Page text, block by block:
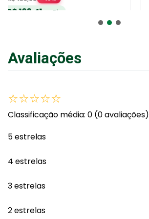
38, 00 em até
Adicionar ao Carrinho
Avaliações
☆☆☆☆☆
Classificação média: 0 (0 avaliações)
5 estrelas
4 estrelas
3 estrelas
2 estrelas